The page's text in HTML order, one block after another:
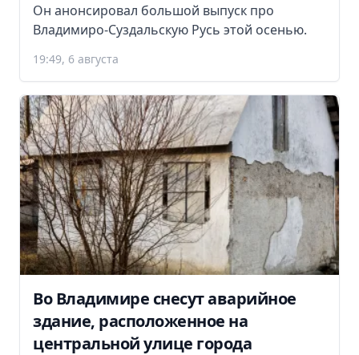
Он анонсировал большой выпуск про
Владимиро-Суздальскую Русь этой осенью.
19:49, 6 августа
Во Владимире снесут аварийное
здание, расположенное на
центральной улице города